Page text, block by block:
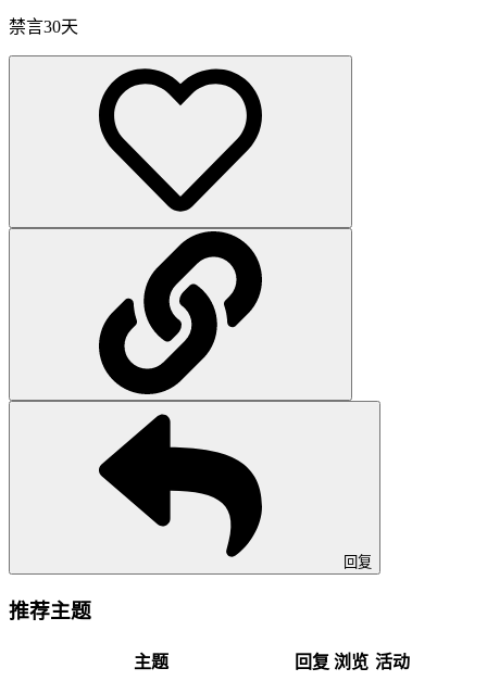
禁言30天
回复
推荐主题
主题 回复 浏览 活动